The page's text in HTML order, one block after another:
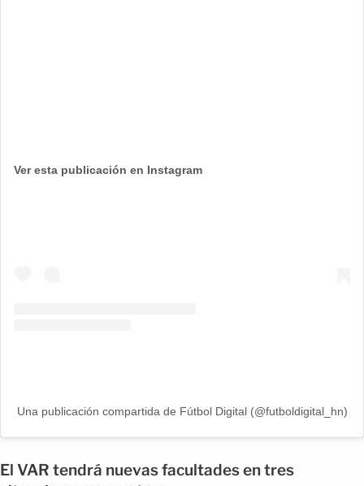
Ver esta publicación en Instagram
Una publicación compartida de Fútbol Digital (@futboldigital_hn)
El VAR tendrá nuevas facultades en tres